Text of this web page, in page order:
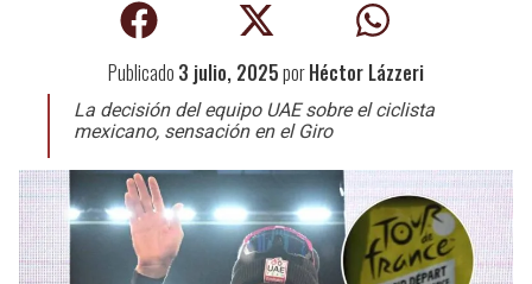
Concachampions
Fútbol de Estufa
Fútbol Femenil
Leagues Cup
Gangwon 2024
Juegos Paralímpicos
Boxeo
UFC
Publicado 3 julio, 2025porHéctor Lázzeri
La decisión del equipo UAE sobre el ciclista
mexicano, sensación en el Giro